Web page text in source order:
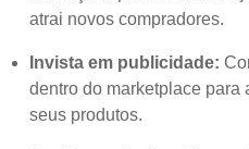
atrai novos compradores.
Invista em publicidade:
dentro do marketplace
seus produtos.